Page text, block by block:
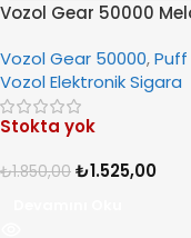
Vozol Gear 50000
Vozol Gear 50000,Puff
Vozol Elektronik Sigara
Stokta yok
₺1.850,00 ₺1.525,00